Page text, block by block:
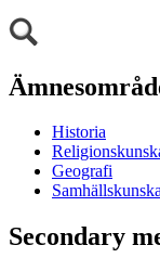
Historia
Geografi
Secondary